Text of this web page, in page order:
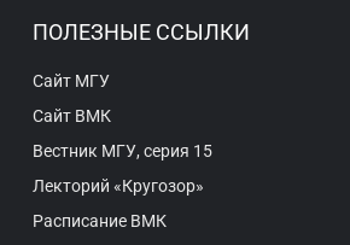
ПОЛЕЗНЫЕ ССЫЛКИ
Сайт МГУ
Сайт ВМК
Вестник МГУ, серия 15
Лекторий «Кругозор»
Расписание ВМК